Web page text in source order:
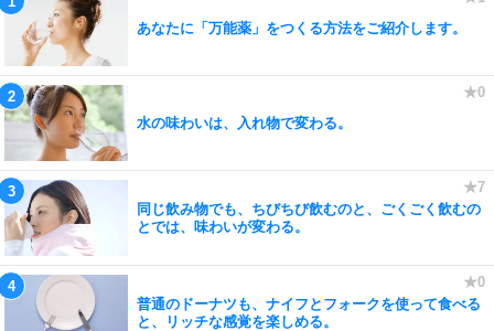
あなたに「万能薬」をつくる方法をご紹介します。
水の味わいは、入れ物で変わる。
同じ飲み物でも、ちびちび飲むのと、ごくごく飲むの
とでは、味わいが変わる。
普通のドーナツも、ナイフとフォークを使って食べる
と、リッチな感覚を楽しめる。